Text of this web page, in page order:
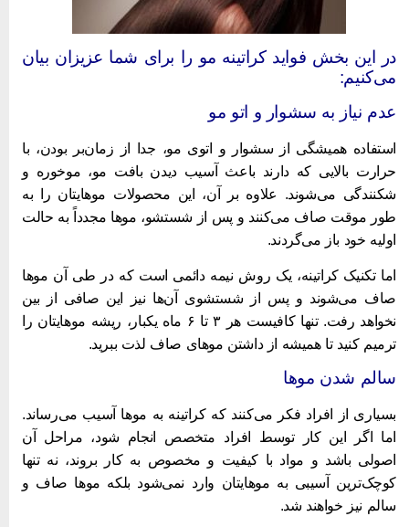
این بخش فواید کراتینه مو را برای شما عزیزان بیان
نیاز به سشوار و اتو مو
همیشگی از سشوار و اتوی مو، جدا از زمان‌بر بودن، با
بالایی که دارند باعث آسیب دیدن بافت مو، موخوره و
می‌شوند. علاوه بر آن، این محصولات موهایتان را به
موقت صاف می‌کنند و پس از شستشو، موها مجدداً به حالت
خود باز می‌گردند.
تکنیک کراتینه، یک روش نیمه دائمی است که در طی آن موها
می‌شوند و پس از شستشوی آن‌ها نیز این صافی از بین
نخواهد رفت. تنها کافیست هر ۳ تا ۶ ماه یکبار، ریشه موهایتان را
کنید تا همیشه از داشتن موهای صاف لذت ببرید.
شدن موها
از افراد فکر می‌کنند که کراتینه به موها آسیب می‌رساند.
اگر این کار توسط افراد متخصص انجام شود، مراحل آن
باشد و مواد با کیفیت و مخصوص به کار بروند، نه تنها
آسیبی به موهایتان وارد نمی‌شود بلکه موها صاف و
نیز خواهند شد.